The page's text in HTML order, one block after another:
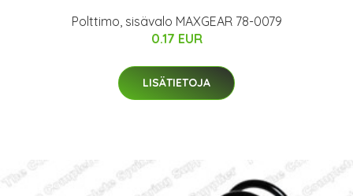
Polttimo, sisävalo MAXGEAR 78-0079
0.17 EUR
LISÄTIETOJA